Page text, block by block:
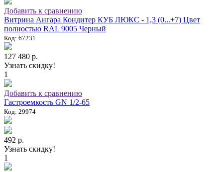
Добавить к сравнению
Витрина Ангара Кондитер КУБ ЛЮКС - 1,3 (0...+7) Цвет
полностью RAL 9005 Черный
Код: 67231
127 480 р.
Узнать скидку!
1
Добавить к сравнению
Гастроемкость GN 1/2-65
Код: 29974
492 р.
Узнать скидку!
1